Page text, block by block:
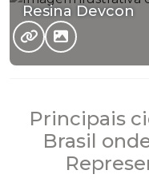
Resina Devcon
Principais
Brasil